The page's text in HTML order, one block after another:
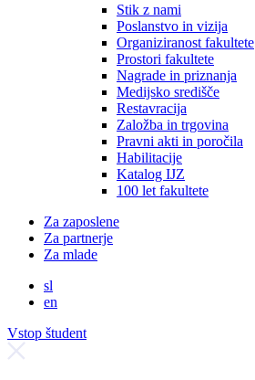
Stik z nami
Poslanstvo in vizija
Organiziranost fakultete
Prostori fakultete
Nagrade in priznanja
Medijsko središče
Restavracija
Založba in trgovina
Pravni akti in poročila
Habilitacije
Katalog IJZ
100 let fakultete
Za zaposlene
Za partnerje
Za mlade
sl
en
Vstop študent